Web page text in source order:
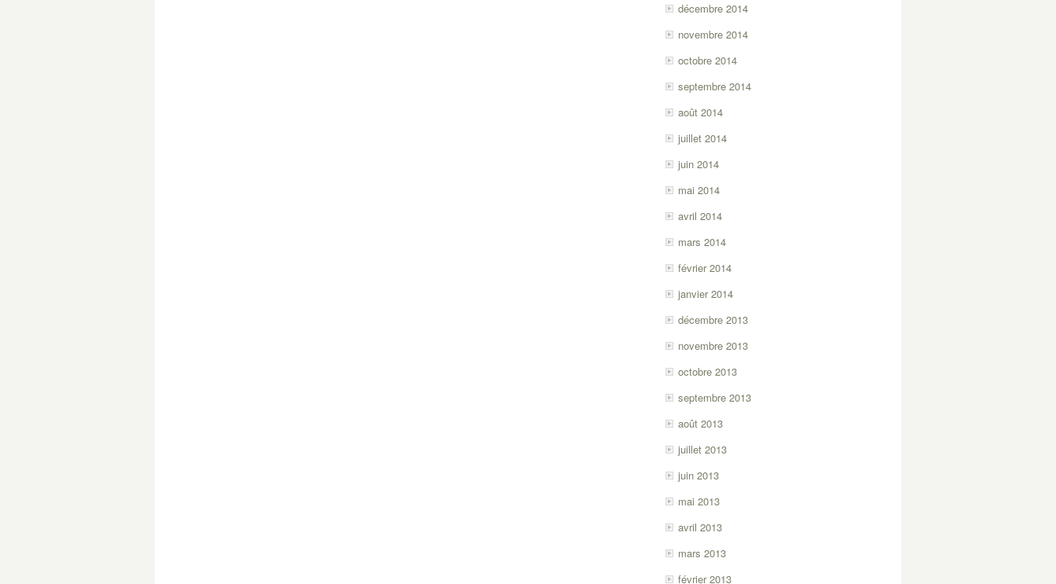
décembre 2014
novembre 2014
octobre 2014
septembre 2014
août 2014
juillet 2014
juin 2014
mai 2014
avril 2014
mars 2014
février 2014
janvier 2014
décembre 2013
novembre 2013
octobre 2013
septembre 2013
août 2013
juillet 2013
juin 2013
mai 2013
avril 2013
mars 2013
février 2013